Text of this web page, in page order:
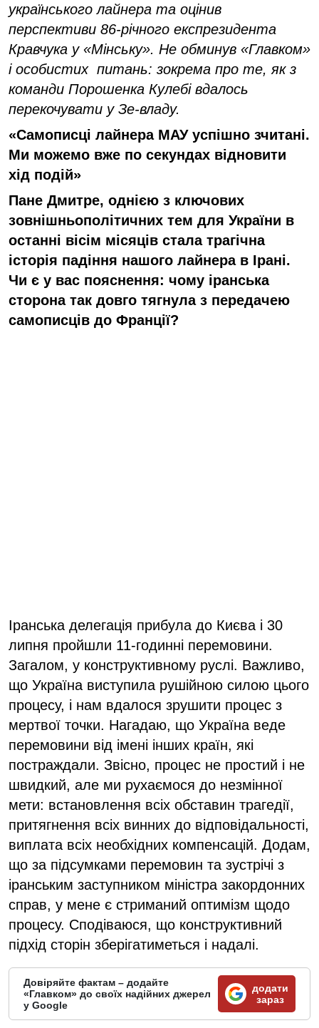
українського лайнера та оцінив
перспективи 86-річного експрезидента
Кравчука у «Мінську». Не обминув «Главком»
і особистих питань: зокрема про те, як з
команди Порошенка Кулебі вдалось
перекочувати у Зе-владу.
«Самописці лайнера МАУ успішно зчитані.
Ми можемо вже по секундах відновити
хід подій»
Пане Дмитре, однією з ключових
зовнішньополітичних тем для України в
останні вісім місяців стала трагічна
історія падіння нашого лайнера в Ірані.
Чи є у вас пояснення: чому іранська
сторона так довго тягнула з передачею
самописців до Франції?
Іранська делегація прибула до Києва і 30
липня пройшли 11-годинні перемовини.
Загалом, у конструктивному руслі. Важливо,
що Україна виступила рушійною силою цього
процесу, і нам вдалося зрушити процес з
мертвої точки. Нагадаю, що Україна веде
перемовини від імені інших країн, які
постраждали. Звісно, процес не простий і не
швидкий, але ми рухаємося до незмінної
мети: встановлення всіх обставин трагедії,
притягнення всіх винних до відповідальності,
виплата всіх необхідних компенсацій. Додам,
що за підсумками перемовин та зустрічі з
іранським заступником міністра закордонних
справ, у мене є стриманий оптимізм щодо
процесу. Сподіваюся, що конструктивний
підхід сторін зберігатиметься і надалі.
Довіряйте фактам – додайте
«Главком» до своїх надійних джерел
у Google
додати
зараз